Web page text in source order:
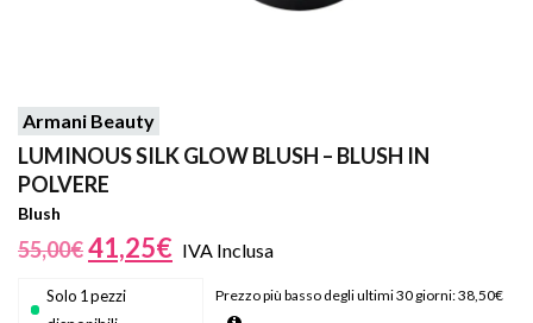
Armani Beauty
LUMINOUS SILK GLOW BLUSH – BLUSH IN
POLVERE
Blush
55,00€41,25€ IVA Inclusa
Solo 1 pezzi
Prezzo più basso degli ultimi 30 giorni:38,50€